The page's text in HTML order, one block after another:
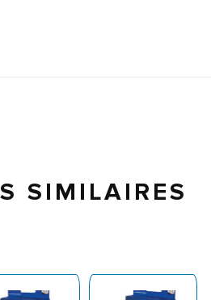
SIMILAIRES